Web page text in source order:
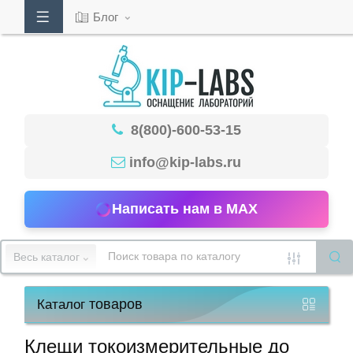
53-
15
работы
Блог
8(800)-600-53-15
info@kip-labs.ru
Написать нам в MAX
Весь каталог
Каталогтоваров
Клещи токоизмерительные до